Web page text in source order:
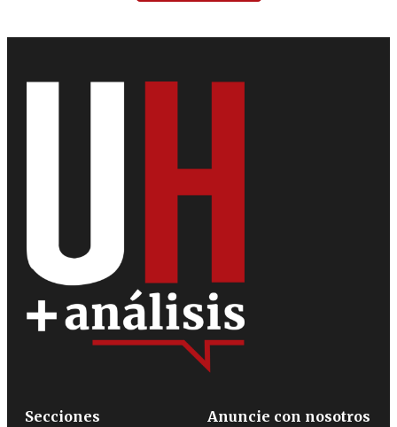
Secciones
Anuncie con nosotros